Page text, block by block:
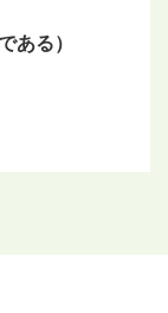
ある）